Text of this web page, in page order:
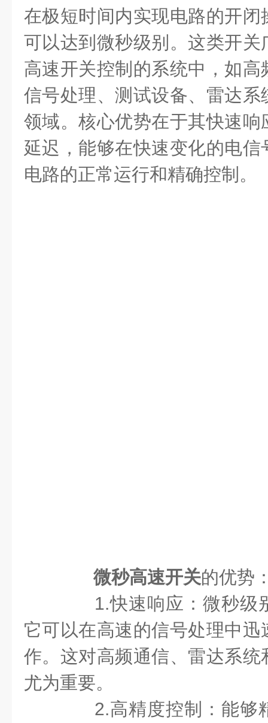
在极短时间内实现电路的开
可以达到微秒级别。这类开
高速开关控制的系统中，如
信号处理、测试设备、雷达
领域。核心优势在于其快速
延迟，能够在快速变化的电
电路的正常运行和精确控制。
微秒高速开关的优势
1.快速响应：微秒级
它可以在高速的信号处理中
作。这对高频通信、雷达系
尤为重要。
2.高精度控制：能够